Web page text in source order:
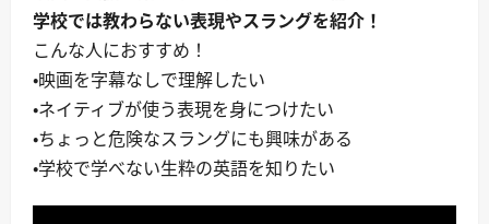
学校では教わらない表現やスラングを紹介！
こんな人におすすめ！
・映画を字幕なしで理解したい
・ネイティブが使う表現を身につけたい
・ちょっと危険なスラングにも興味がある
・学校で学べない生粋の英語を知りたい